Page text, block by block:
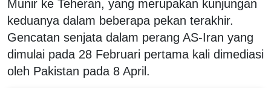
Munir ke Teheran, yang merupakan kunjungan
keduanya dalam beberapa pekan terakhir.
Gencatan senjata dalam perang AS-Iran yang
dimulai pada 28 Februari pertama kali dimediasi
oleh Pakistan pada 8 April.